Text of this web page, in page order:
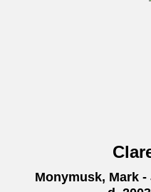
Monymusk, Mark -